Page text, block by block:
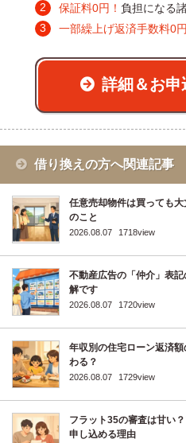
保証料0円！ 負担になる
一部繰上げ返済手数料0円
詳細＆お申
借り換えの方へ関連記事
任意売却物件は買っても
のこと
2026.08.07 1718view
不動産広告の「仲介」表
解です
2026.08.07 1720view
年収別の住宅ローン返済
わる？
2026.08.07 1729view
フラット35の審査は甘い
申し込める理由